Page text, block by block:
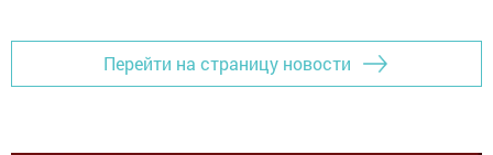
Перейти на страницу новости